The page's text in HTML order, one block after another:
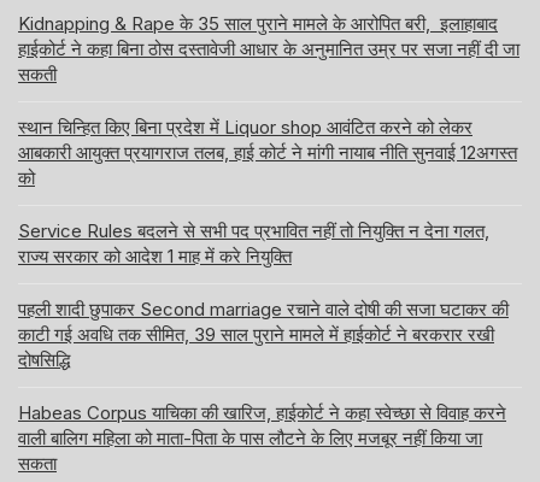
Kidnapping & Rape के 35 साल पुराने मामले के आरोपित बरी, इलाहाबाद
हाईकोर्ट ने कहा बिना ठोस दस्तावेजी आधार के अनुमानित उम्र पर सजा नहीं दी जा
सकती
स्थान चिन्हित किए बिना प्रदेश में Liquor shop आवंटित करने को लेकर
आबकारी आयुक्त प्रयागराज तलब, हाई कोर्ट ने मांगी नायाब नीति सुनवाई 12अगस्त
को
Service Rules बदलने से सभी पद प्रभावित नहीं तो नियुक्ति न देना गलत,
राज्य सरकार को आदेश 1 माह में करे नियुक्ति
पहली शादी छुपाकर Second marriage रचाने वाले दोषी की सजा घटाकर की
काटी गई अवधि तक सीमित, 39 साल पुराने मामले में हाईकोर्ट ने बरकरार रखी
दोषसिद्धि
Habeas Corpus याचिका की खारिज, हाईकोर्ट ने कहा स्वेच्छा से विवाह करने
वाली बालिग महिला को माता-पिता के पास लौटने के लिए मजबूर नहीं किया जा
सकता